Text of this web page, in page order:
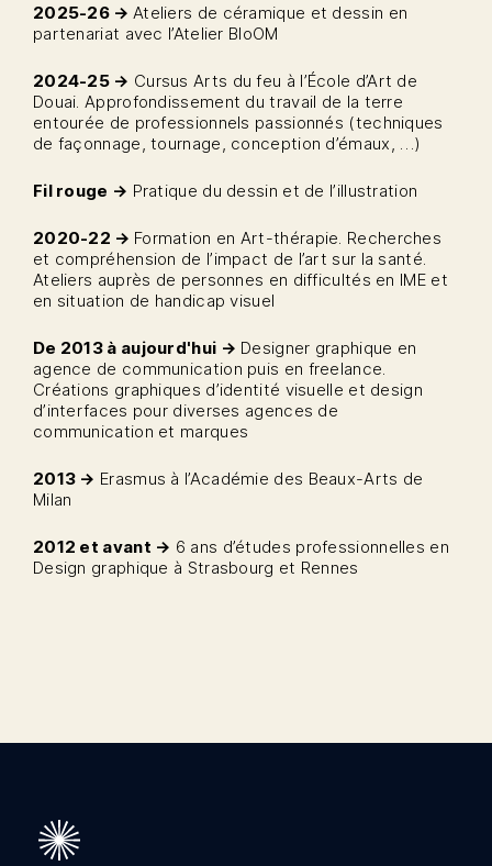
2025-26 → Ateliers de céramique et dessin en
partenariat avec l’Atelier BloOM
2024-25 → Cursus Arts du feu à l’École d’Art de
Douai. Approfondissement du travail de la terre
entourée de professionnels passionnés (techniques
de façonnage, tournage, conception d’émaux, …)
Fil rouge → Pratique du dessin et de l’illustration
2020-22 → Formation en Art-thérapie. Recherches
et compréhension de l’impact de l’art sur la santé.
Ateliers auprès de personnes en difficultés en IME et
en situation de handicap visuel
De 2013 à aujourd'hui → Designer graphique en
agence de communication puis en freelance.
Créations graphiques d’identité visuelle et design
d’interfaces pour diverses agences de
communication et marques
2013 → Erasmus à l’Académie des Beaux-Arts de
Milan
2012 et avant → 6 ans d’études professionnelles en
Design graphique à Strasbourg et Rennes